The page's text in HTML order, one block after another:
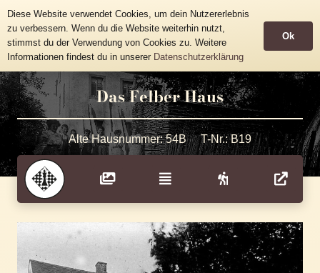
Historische Häusertafeln
Gemeinde Grünhainichen
Das Felber Haus
Alte Hausnummer:54B T-Nr.:B19
Diese Website verwendet Cookies, um dein Nutzererlebnis
zu verbessern. Wenn du die Website weiterhin nutzt,
stimmst du der Verwendung von Cookies zu. Weitere
Informationen findest du in unserer Datenschutzerklärung
Ok